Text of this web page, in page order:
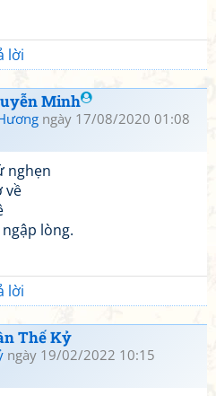
lời
Minh
ngày 17/08/2020 01:08
nghẹn
về
lòng.
lời
Thế Kỷ
ngày 19/02/2022 10:15